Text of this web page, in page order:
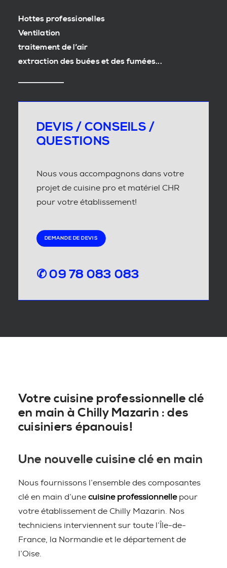
Hottes professionelles
Ventilation
traitement de l’air
extraction des buées et des fumées...
DEVIS / CONSEILS /
QUESTIONS
Nous vous accompagnons dans votre
projet de cuisine pro et matériel CHR
pour votre établissement!
DEMANDE DE DEVIS
✆ 09 78 083 083
Votre cuisine professionnelle clé
en main à Chilly Mazarin : des
cuisiniers épanouis!
Une nouvelle cuisine clé en main
Nous fournissons l’ensemble des composantes
clé en main d’une cuisine professionnellepour
votre établissement de Chilly Mazarin. Nos
techniciens interviennent sur toute l’Île-de-
France, la Normandie et le département de
l’Oise.